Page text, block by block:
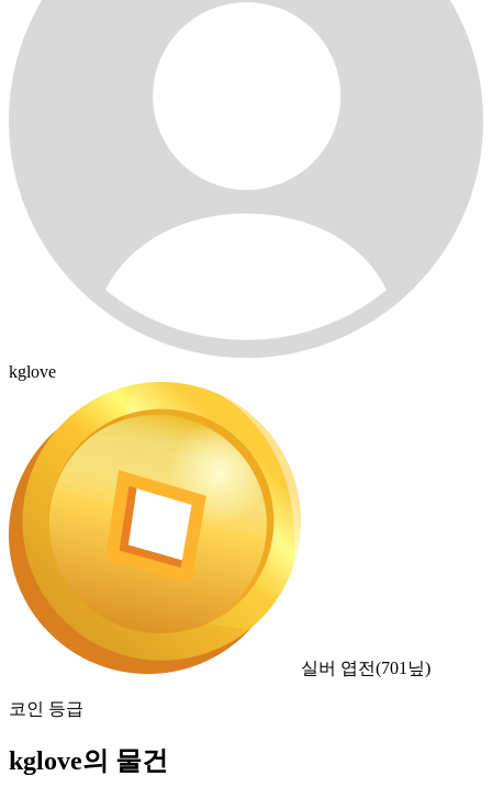
kglove
실버 엽전(701 닢)
코인 등급
kglove의 물건